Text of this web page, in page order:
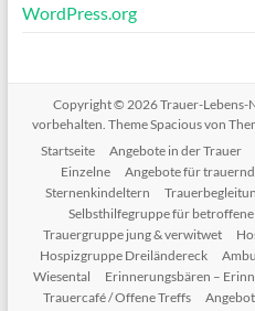
WordPress.org
Copyright © 2026Trauer-
vorbehalten. ThemeSpaciousvon
Startseite
Angebote in der Trauer
Einzelne
Angebote für
Sternenkindeltern
Selbsthilfegruppe für
Trauergruppe jung & verwitwet
Hospizgruppe Dreiländereck
Wiesental
Erinnerungsbären –
Trauercafé / Offene Treffs